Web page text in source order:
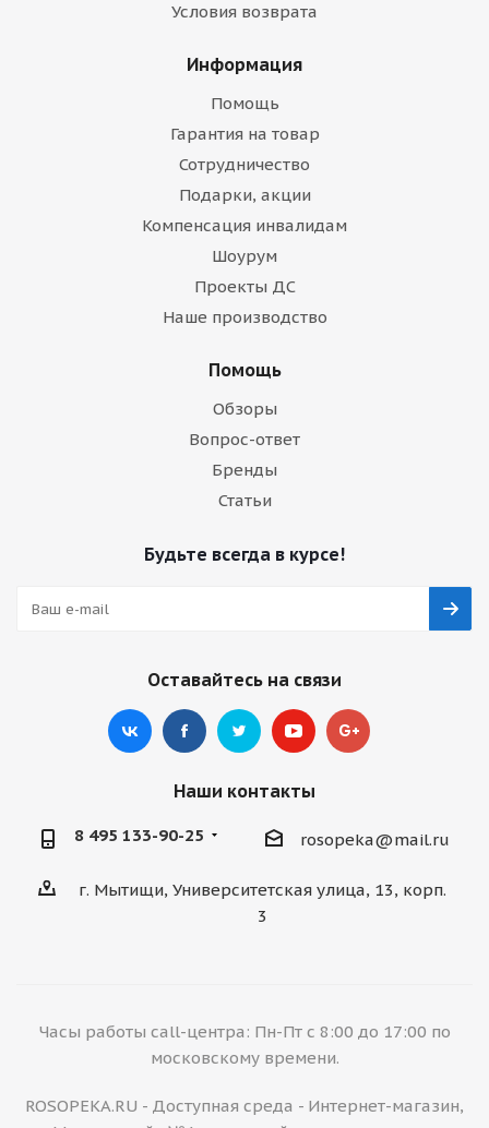
Условия возврата
Информация
Помощь
Гарантия на товар
Сотрудничество
Подарки, акции
Компенсация инвалидам
Шоурум
Проекты ДС
Наше производство
Помощь
Обзоры
Вопрос-ответ
Бренды
Статьи
Будьте всегда в курсе!
Оставайтесь на связи
Наши контакты
8 495 133-90-25 rosopeka@mail.ru
г. Мытищи, Университетская улица, 13, корп.
3
Часы работы call-центра: Пн-Пт с 8:00 до 17:00 по
московскому времени.
ROSOPEKA.RU - Доступная среда - Интернет-магазин,